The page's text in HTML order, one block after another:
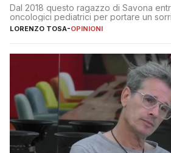
Dal 2018 questo ragazzo di Savona
oncologici pediatrici per portare un
LORENZO TOSA-OPINIONI